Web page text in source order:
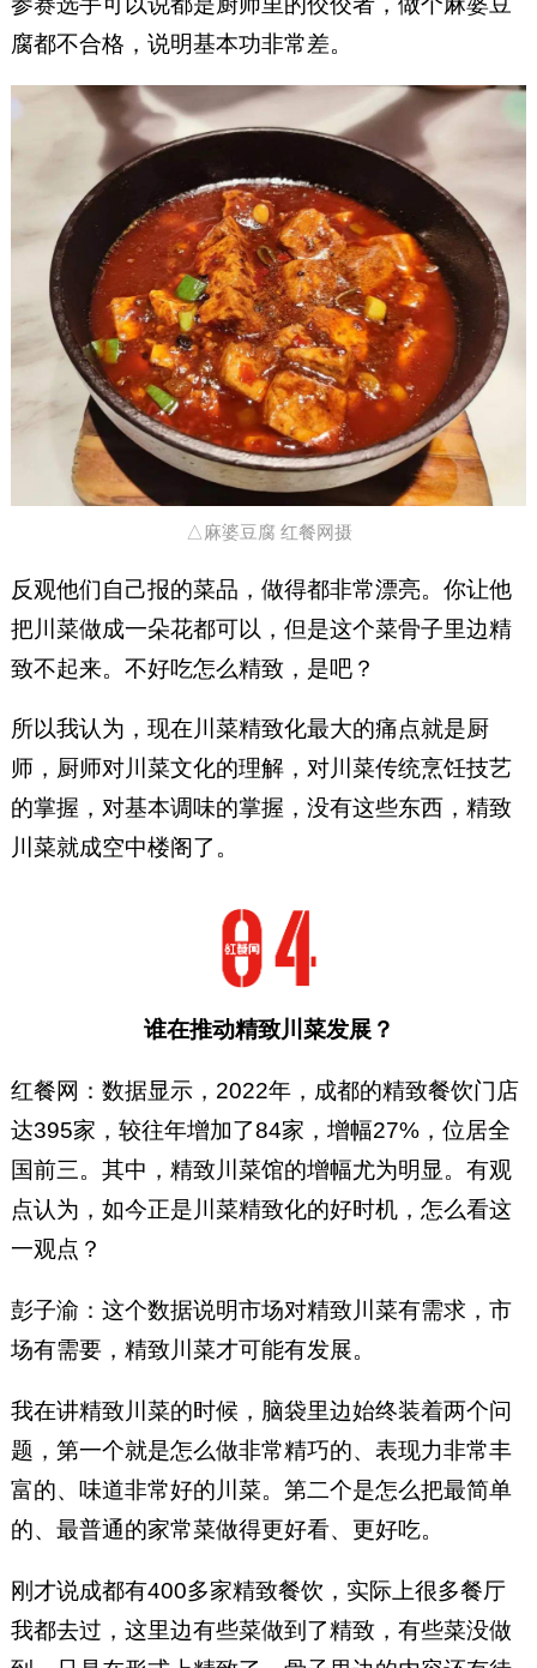
腐都不合格，说明基本功非常差。
△麻婆豆腐 红餐网摄
反观他们自己报的菜品，做得都非常漂亮。你让他
把川菜做成一朵花都可以，但是这个菜骨子里边精
致不起来。不好吃怎么精致，是吧？
所以我认为，现在川菜精致化最大的痛点就是厨
师，厨师对川菜文化的理解，对川菜传统烹饪技艺
的掌握，对基本调味的掌握，没有这些东西，精致
川菜就成空中楼阁了。
谁在推动精致川菜发展？
红餐网：数据显示，2022年，成都的精致餐饮门店
达395家，较往年增加了84家，增幅27%，位居全
国前三。其中，精致川菜馆的增幅尤为明显。有观
点认为，如今正是川菜精致化的好时机，怎么看这
一观点？
彭子渝：这个数据说明市场对精致川菜有需求，市
场有需要，精致川菜才可能有发展。
我在讲精致川菜的时候，脑袋里边始终装着两个问
题，第一个就是怎么做非常精巧的、表现力非常丰
富的、味道非常好的川菜。第二个是怎么把最简单
的、最普通的家常菜做得更好看、更好吃。
刚才说成都有400多家精致餐饮，实际上很多餐厅
我都去过，这里边有些菜做到了精致，有些菜没做